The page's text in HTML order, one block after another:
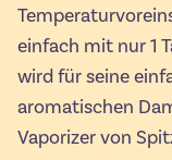
einfach mit nur 1
wird für seine
aromatischen
Vaporizer von